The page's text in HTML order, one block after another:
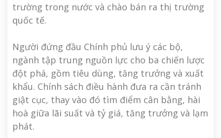
trường trong nước và chào bán ra thị trường
quốc tế.
Người đứng đầu Chính phủ lưu ý các bộ,
ngành tập trung nguồn lực cho ba chiến lược
đột phá, gồm tiêu dùng, tăng trưởng và xuất
khẩu. Chính sách điều hành đưa ra cần tránh
giật cục, thay vào đó tìm điểm cân bằng, hài
hoà giữa lãi suất và tỷ giá, tăng trưởng và lạm
phát.